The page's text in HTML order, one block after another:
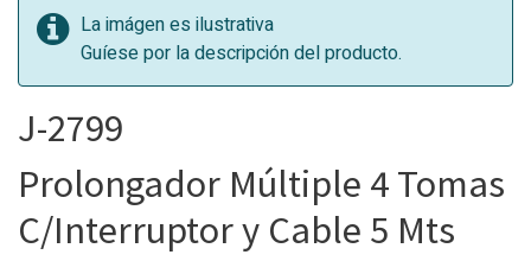
La imágen es ilustrativa
Guíese por la descripción del producto.
J-2799
Prolongador Múltiple 4 Tomas
C/Interruptor y Cable 5 Mts